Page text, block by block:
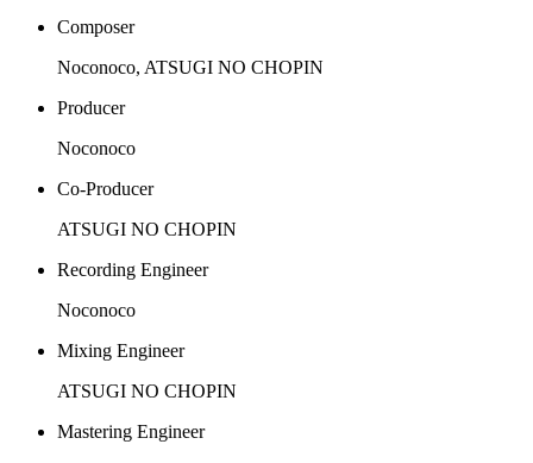
Composer
Noconoco, ATSUGI NO CHOPIN
Producer
Noconoco
Co-Producer
ATSUGI NO CHOPIN
Recording Engineer
Noconoco
Mixing Engineer
ATSUGI NO CHOPIN
Mastering Engineer